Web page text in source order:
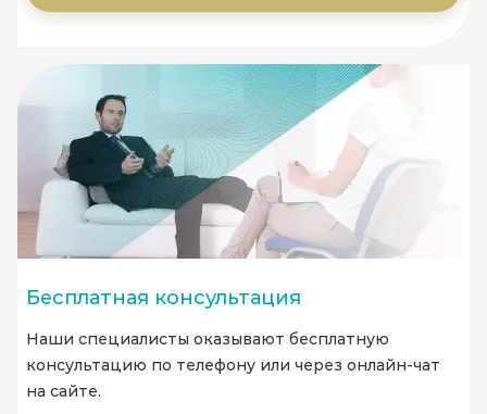
Бесплатная консультация
Наши специалисты оказывают бесплатную
консультацию по телефону или через онлайн-чат
на сайте.